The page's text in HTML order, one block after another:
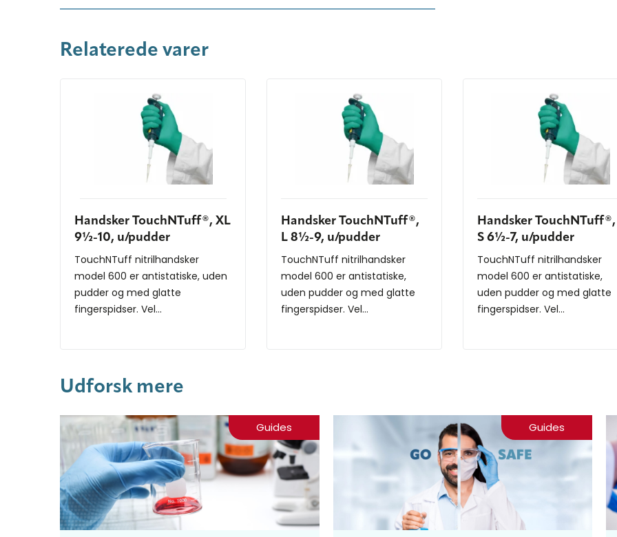
Relaterede varer
Handsker TouchNTuff®, XL
9½-10, u/pudder
TouchNTuff nitrilhandsker
model 600 er antistatiske, uden
pudder og med glatte
fingerspidser. Vel...
Handsker TouchNTuff®,
L 8½-9, u/pudder
TouchNTuff nitrilhandsker
model 600 er antistatiske,
uden pudder og med glatte
fingerspidser. Vel...
Handsker TouchNTuff®,
S 6½-7, u/pudder
TouchNTuff nitrilhandsker
model 600 er antistatiske,
uden pudder og med glatte
fingerspidser. Vel...
Udforsk mere
Guides Guides